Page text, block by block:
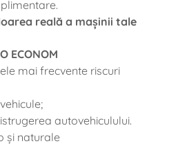
reală a mașinii tale
ECONOM
mai frecvente riscuri
autovehiculului.
și naturale